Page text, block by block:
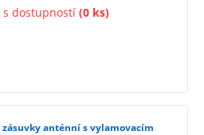
s dostupností (0 ks)